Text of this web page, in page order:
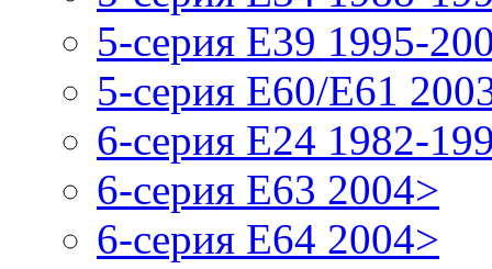
5-серия E39 1995-
5-серия E60/E61
6-серия E24 1982-
6-серия E63 2004>
6-серия E64 2004>